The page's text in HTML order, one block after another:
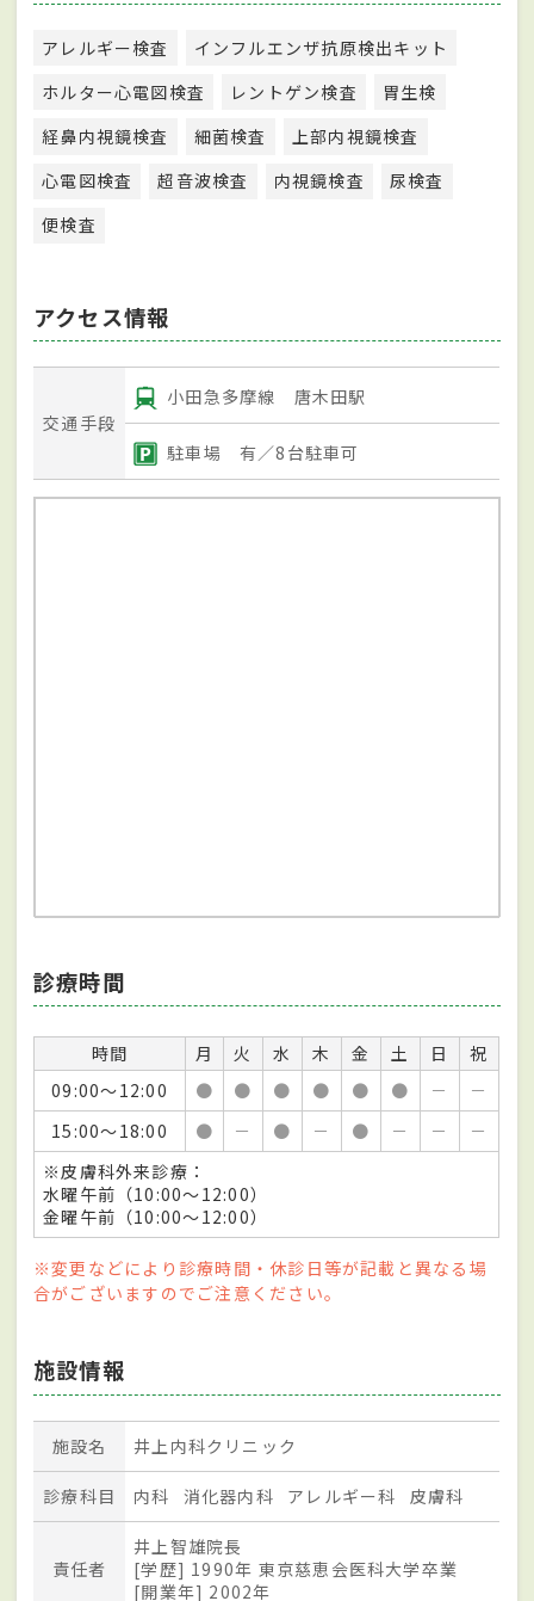
アレルギー検査
インフルエンザ抗原検出キット
ホルター心電図検査
レントゲン検査
胃生検
経鼻内視鏡検査
細菌検査
上部内視鏡検査
心電図検査
超音波検査 内視鏡検査
尿検査
便検査
アクセス情報
交通手段
小田急多摩線 唐木田駅
駐車場 有／8台駐車可
診療時間
時間 月 火 水 木 金 土 日
祝
09:00～12:00
● ● ● ● ● ● －
－
15:00～18:00
● － ● － ● － －
－
※皮膚科外来診療：
水曜午前（10:00～12:00）
金曜午前（10:00～12:00）
※変更などにより診療時間・休診日等が記載と異なる場
合がございますのでご注意ください。
施設情報
施設名 井上内科クリニック
診療科目 内科 消化器内科 アレルギー科 皮膚科
責任者
井上智雄院長
[学歴] 1990年 東京慈恵会医科大学卒業
[開業年] 2002年